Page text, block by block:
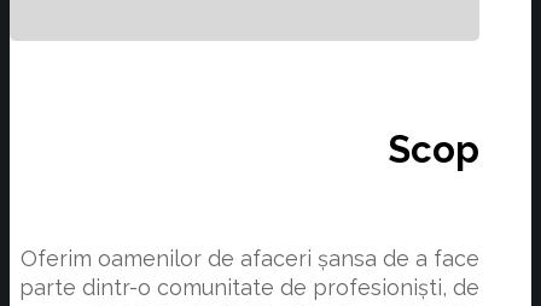
Scop
Oferim oamenilor de afaceri șansa de a face
parte dintr-o comunitate de profesioniști, de